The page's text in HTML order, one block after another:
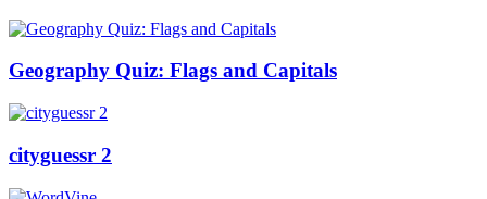
Geography Quiz: Flags and Capitals
cityguessr 2